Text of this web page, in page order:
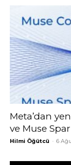
Meta’dan
ve Muse
Hilmi Öğütcü - 6